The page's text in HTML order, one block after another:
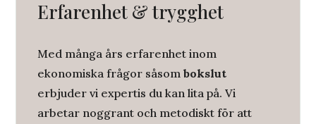
Erfarenhet & trygghet
Med många års erfarenhet inom
ekonomiska frågor såsombokslut
erbjuder vi expertis du kan lita på. Vi
arbetar noggrant och metodiskt för att